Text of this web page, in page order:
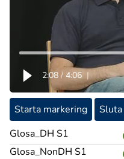
2:08 / 4:06 |
Starta markering
Glosa_DH S1
Glosa_NonDH S1